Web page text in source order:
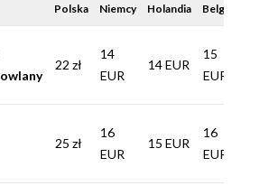
Polska Niemcy Holandia Belgia
22 zł
14
EUR
14 EUR
15
EUR
25 zł
16
EUR
15 EUR
16
EUR